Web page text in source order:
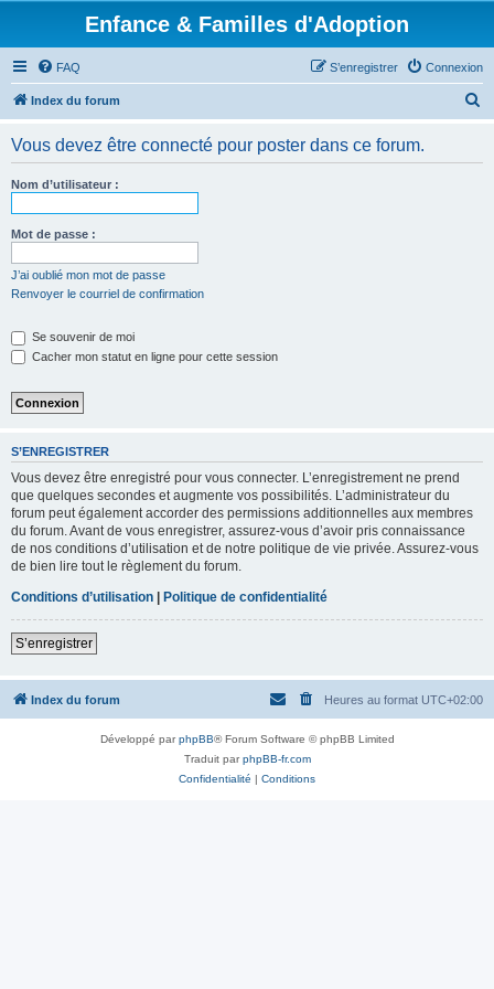
Enfance & Familles d'Adoption
FAQ Connexion
S’enregistrer
Index du forum
Vous devez être connecté pour poster dans ce forum.
Nom d’utilisateur :
Mot de passe :
J’ai oublié mon mot de passe
Renvoyer le courriel de confirmation
Se souvenir de moi
Cacher mon statut en ligne pour cette session
S’ENREGISTRER
Vous devez être enregistré pour vous connecter. L’enregistrement ne prend
que quelques secondes et augmente vos possibilités. L’administrateur du
forum peut également accorder des permissions additionnelles aux membres
du forum. Avant de vous enregistrer, assurez-vous d’avoir pris connaissance
de nos conditions d’utilisation et de notre politique de vie privée. Assurez-vous
de bien lire tout le règlement du forum.
Conditions d’utilisation | Politique de confidentialité
S’enregistrer
Index du forum Heures au format UTC+02:00
Développé parphpBB® Forum Software © phpBB Limited
Traduit parphpBB-fr.com
Confidentialité | Conditions